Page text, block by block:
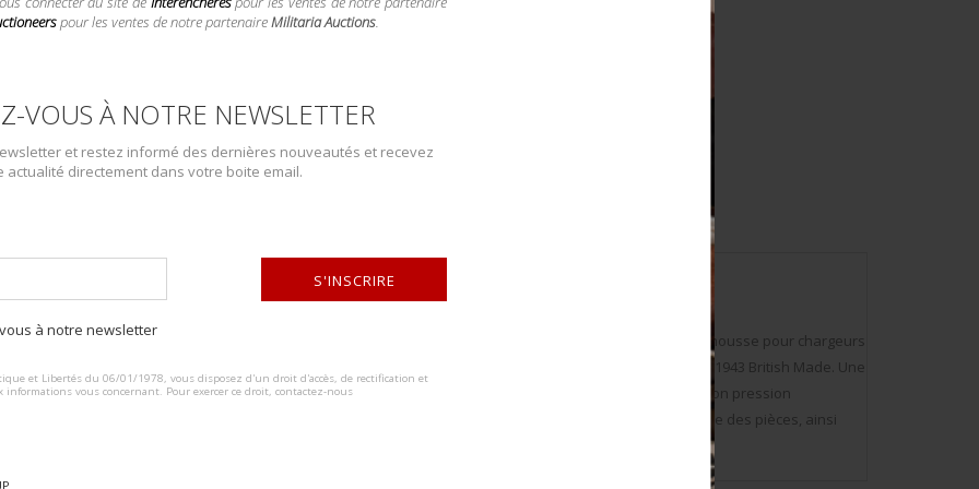
pour les ventes de notre partenaireMilitaria Auctions.
VOUS À NOTRE NEWSLETTER
et restez informé des dernières nouveautés et recevez
actualité directement dans votre boite email.
à notre newsletter
S'INSCRIRE
et Libertés du 06/01/1978, vous disposez d'un droit d'accès, de rectification et
informations vous concernant. Pour exercer ce droit, contactez-nous
DESCRIPTION DU LOT
Equipement US. Comprenant Une boite en carton jamais ouverte, marquée Blitz Laundry Bag Khaki. Une housse pour chargeurs
de Colt 45, en forte toile OD, les boutons pressions sont fonctionnels, marquages sous le rabat US MECO 1943 British Made. Une
housse pour hachette en forte toile OD, le crochet de fixation au ceinturon est présent, mais oxydé, bouton pression
fonctionnel, beau marquage US sur le rabat. Fabrication Canvas 1944. A noter une certaine usure et patine des pièces, ainsi